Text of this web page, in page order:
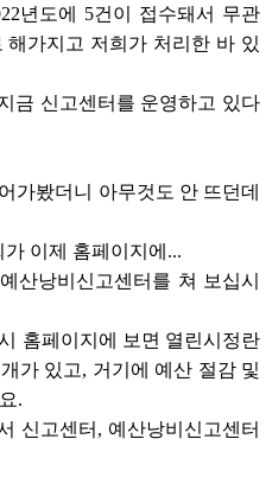
년도에 5건이 접수돼서 무관
가지고 저희가 처리한 바 있
금 신고센터를 운영하고 있다
가봤더니 아무것도 안 뜨던데
가 이제 홈페이지에...
산낭비신고센터를 쳐 보십시
홈페이지에 보면 열린시정란
가 있고, 거기에 예산 절감 및
.
신고센터, 예산낭비신고센터